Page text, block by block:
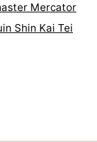
Mercator
Shin Kai Tei